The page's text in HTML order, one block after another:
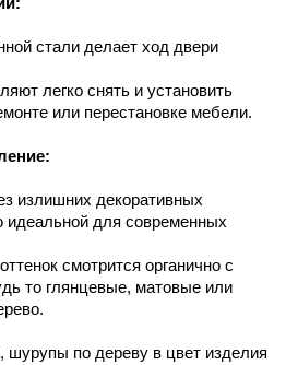
стали делает ход двери
легко снять и установить
или перестановке мебели.
излишних декоративных
идеальной для современных
смотрится органично с
то глянцевые, матовые или
шурупы по дереву в цвет изделия